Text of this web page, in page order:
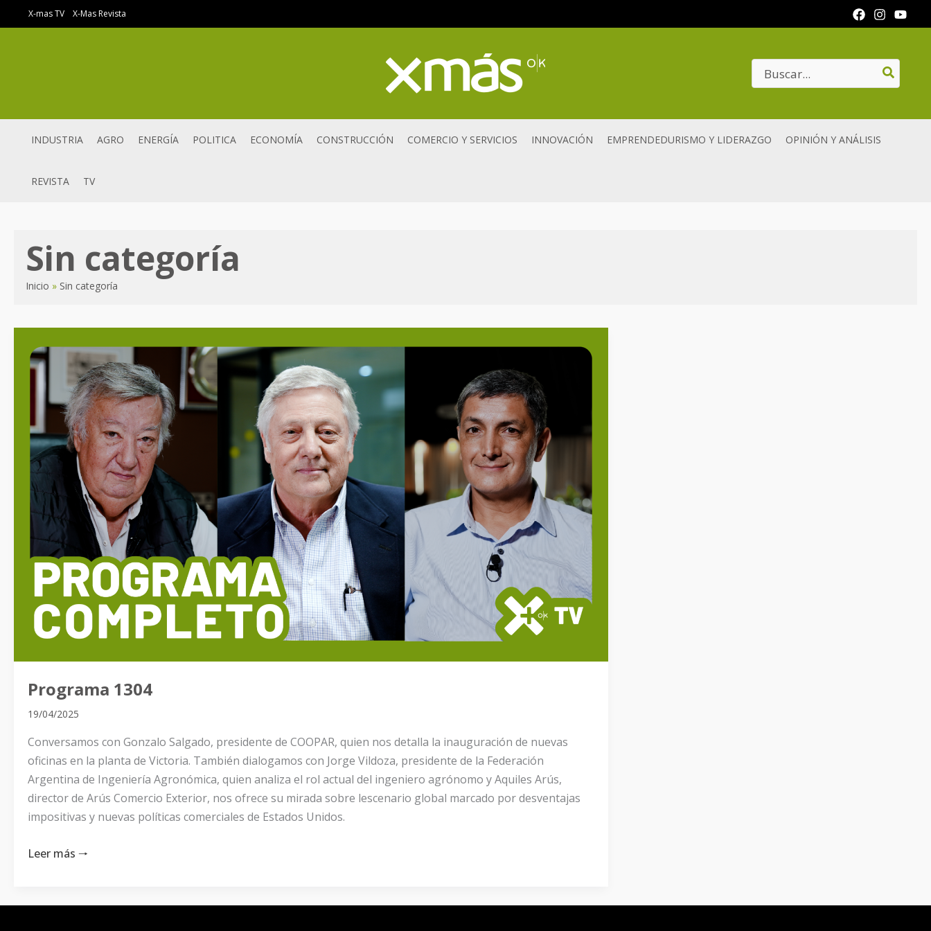
al
X-mas TV X-Mas Revista
Search
for:
INDUSTRIA AGRO ENERGÍA POLITICA ECONOMÍA CONSTRUCCIÓN COMERCIO Y SERVICIOS INNOVACIÓN EMPRENDEDURISMO Y LIDERAZGO OPINIÓN Y ANÁLISIS
REVISTA TV
Sin categoría
Inicio Sin categoría
Programa 1304
19/04/2025
Conversamos con Gonzalo Salgado, presidente de COOPAR, quien nos detalla la inauguración de nuevas
oficinas en la planta de Victoria. También dialogamos con Jorge Vildoza, presidente de la Federación
Argentina de Ingeniería Agronómica, quien analiza el rol actual del ingeniero agrónomo y Aquiles Arús,
director de Arús Comercio Exterior, nos ofrece su mirada sobre lescenario global marcado por desventajas
impositivas y nuevas políticas comerciales de Estados Unidos.
1304
Leer más 🠒